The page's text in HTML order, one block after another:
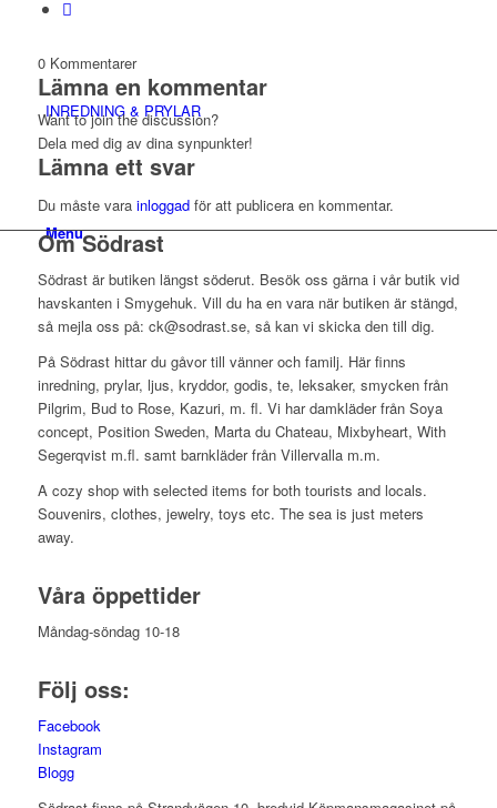
INREDNING & PRYLAR
Menu
0 Kommentarer
Lämna en kommentar
Want to join the discussion?
Dela med dig av dina synpunkter!
Lämna ett svar
Du måste vara inloggadför att publicera en kommentar.
Om Södrast
Södrast är butiken längst söderut. Besök oss gärna i vår butik vid
havskanten i Smygehuk. Vill du ha en vara när butiken är stängd,
så mejla oss på: ck@sodrast.se, så kan vi skicka den till dig.
På Södrast hittar du gåvor till vänner och familj. Här finns
inredning, prylar, ljus, kryddor, godis, te, leksaker, smycken från
Pilgrim, Bud to Rose, Kazuri, m. fl. Vi har damkläder från Soya
concept, Position Sweden, Marta du Chateau, Mixbyheart, With
Segerqvist m.fl. samt barnkläder från Villervalla m.m.
A cozy shop with selected items for both tourists and locals.
Souvenirs, clothes, jewelry, toys etc. The sea is just meters
away.
Våra öppettider
Måndag-söndag 10-18
Följ oss:
Facebook
Instagram
Blogg